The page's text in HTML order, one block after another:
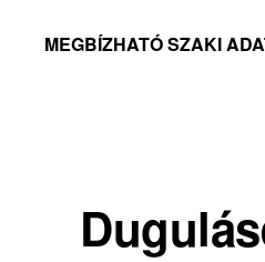
MEGBÍZHATÓ SZAKI